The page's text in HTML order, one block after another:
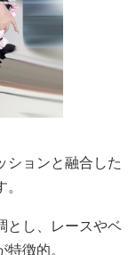
ションと融合した
とし、レースやベ
徴的。